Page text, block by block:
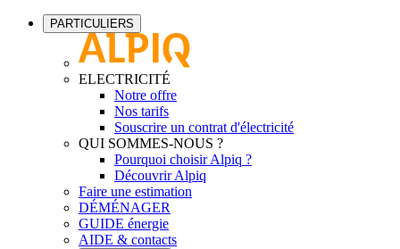
PARTICULIERS
ELECTRICITÉ
Notre offre
Nos tarifs
Souscrire un contrat d'électricité
QUI SOMMES-NOUS ?
Pourquoi choisir Alpiq ?
Découvrir Alpiq
Faire une estimation
DÉMÉNAGER
GUIDE énergie
AIDE & contacts